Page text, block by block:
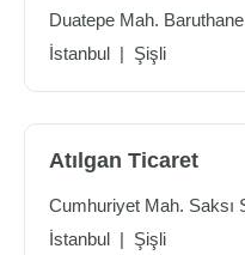
Duatepe Mah.
İstanbul | Şişli
Atılgan Ticaret
Cumhuriyet Mah. Saksı
İstanbul | Şişli